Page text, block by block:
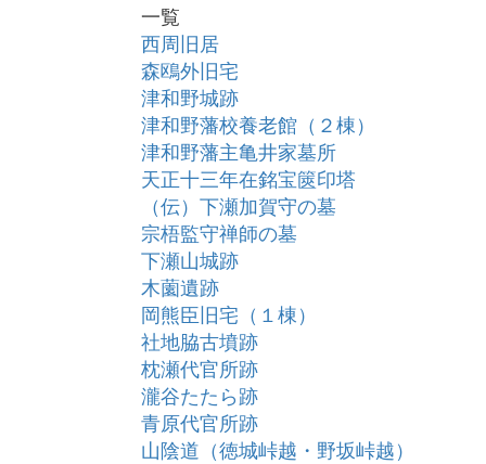
一覧
西周旧居
森鴎外旧宅
津和野城跡
津和野藩校養老館（２棟）
津和野藩主亀井家墓所
天正十三年在銘宝篋印塔
（伝）下瀬加賀守の墓
宗梧監守禅師の墓
下瀬山城跡
木薗遺跡
岡熊臣旧宅（１棟）
社地脇古墳跡
枕瀬代官所跡
瀧谷たたら跡
青原代官所跡
山陰道（徳城峠越・野坂峠越）